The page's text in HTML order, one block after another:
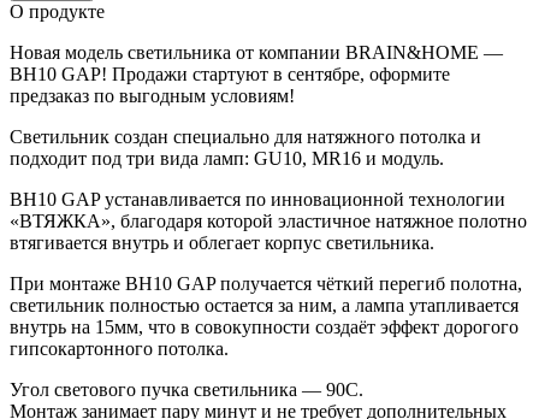
О продукте
Новая модель светильника от компании BRAIN&HOME —
BH10 GAP! Продажи стартуют в сентябре, оформите
предзаказ по выгодным условиям!
Светильник создан специально для натяжного потолка и
подходит под три вида ламп: GU10, MR16 и модуль.
BH10 GAP устанавливается по инновационной технологии
«ВТЯЖКА», благодаря которой эластичное натяжное полотно
втягивается внутрь и облегает корпус светильника.
При монтаже BH10 GAP получается чёткий перегиб полотна,
светильник полностью остается за ним, а лампа утапливается
внутрь на 15мм, что в совокупности создаёт эффект дорогого
гипсокартонного потолка.
Угол светового пучка светильника — 90С.
Монтаж занимает пару минут и не требует дополнительных